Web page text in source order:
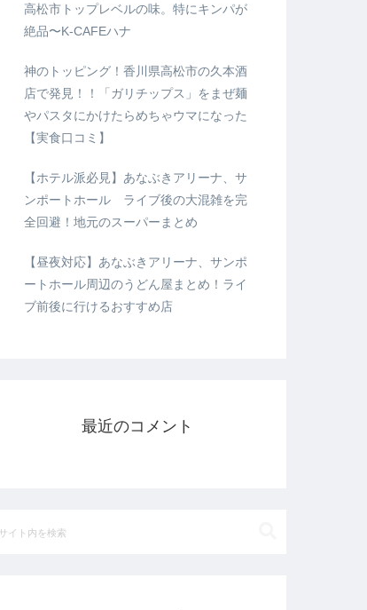
高松市トップレベルの味。特にキンパが
絶品〜K-CAFEハナ
神のトッピング！香川県高松市の久本酒
店で発見！！「ガリチップス」をまぜ麺
やパスタにかけたらめちゃウマになった
【実食口コミ】
【ホテル派必見】あなぶきアリーナ、サ
ンポートホール ライブ後の大混雑を完
全回避！地元のスーパーまとめ
【昼夜対応】あなぶきアリーナ、サンポ
ートホール周辺のうどん屋まとめ！ライ
ブ前後に行けるおすすめ店
最近のコメント